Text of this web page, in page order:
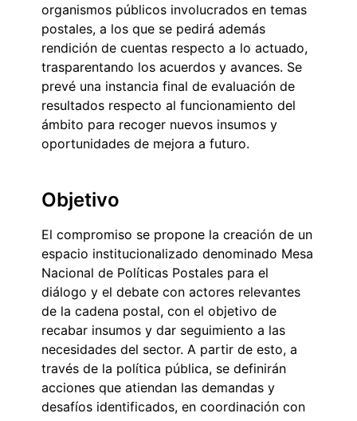
organismos públicos involucrados en temas
postales, a los que se pedirá además
rendición de cuentas respecto a lo actuado,
trasparentando los acuerdos y avances. Se
prevé una instancia final de evaluación de
resultados respecto al funcionamiento del
ámbito para recoger nuevos insumos y
oportunidades de mejora a futuro.
Objetivo
El compromiso se propone la creación de un
espacio institucionalizado denominado Mesa
Nacional de Políticas Postales para el
diálogo y el debate con actores relevantes
de la cadena postal, con el objetivo de
recabar insumos y dar seguimiento a las
necesidades del sector. A partir de esto, a
través de la política pública, se definirán
acciones que atiendan las demandas y
desafíos identificados, en coordinación con